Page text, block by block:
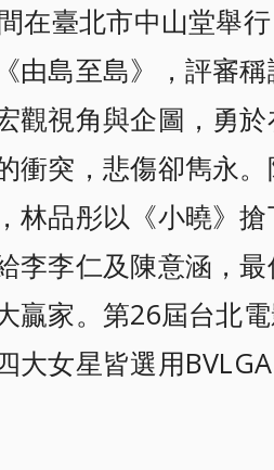
在臺北市中山堂舉
由島至島》，評審
觀視角與企圖，勇
衝突，悲傷卻雋永
林品彤以《小曉》
李李仁及陳意涵，
贏家。第26屆台北
大女星皆選用